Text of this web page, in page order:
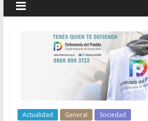
Actualidad General Sociedad